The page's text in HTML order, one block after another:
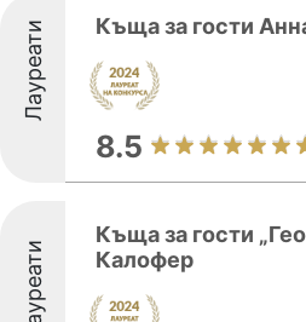
Лауреати Къща за гости
8.5
Лауреати
Къща за гости
Калофер